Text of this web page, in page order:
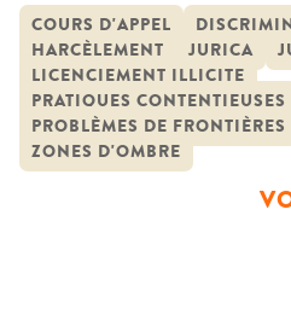
évolutions possibles du droit.
s’intéresser aux circonstances,
encore comportements qui vont
justice. Cette étude va aussi […]
COURS D'APPEL
HARCÈLEMENT
JURICA
LICENCIEMENT ILLICITE
PRATIQUES CONTENTIEUSES
PROBLÈMES DE FRONTIÈRES
ZONES D'OMBRE